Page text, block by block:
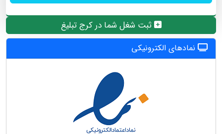
ثبت شغل شما در کرج تبلیغ
نمادهای الکترونیکی